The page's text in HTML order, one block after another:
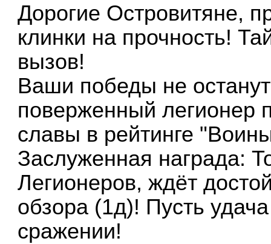
Дорогие Островитяне,
клинки на прочность!
вызов!
Ваши победы не
поверженный легионер
славы в рейтинге
Заслуженная награда:
Легионеров, ждёт
обзора (1д)! Пусть
сражении!